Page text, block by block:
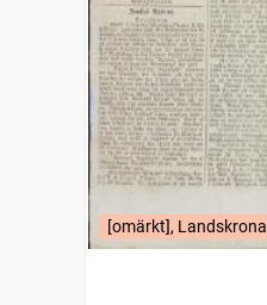
[omärkt], Landskrona